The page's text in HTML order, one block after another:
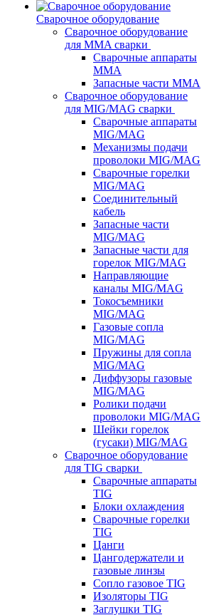
Сварочное оборудование
Сварочное оборудование
для MMA сварки
Сварочные аппараты
MMA
Запасные части MMA
Сварочное оборудование
для MIG/MAG сварки
Сварочные аппараты
MIG/MAG
Механизмы подачи
проволоки MIG/MAG
Сварочные горелки
MIG/MAG
Соединительный
кабель
Запасные части
MIG/MAG
Запасные части для
горелок MIG/MAG
Направляющие
каналы MIG/MAG
Токосъемники
MIG/MAG
Газовые сопла
MIG/MAG
Пружины для сопла
MIG/MAG
Диффузоры газовые
MIG/MAG
Ролики подачи
проволоки MIG/MAG
Шейки горелок
(гусаки) MIG/MAG
Сварочное оборудование
для TIG сварки
Сварочные аппараты
TIG
Блоки охлаждения
Сварочные горелки
TIG
Цанги
Цангодержатели и
газовые линзы
Сопло газовое TIG
Изоляторы TIG
Заглушки TIG